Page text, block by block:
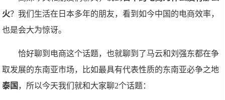
火？我们生活在日本多年的朋友，看到如今中国的电商效率，
也是会大为惊讶。
恰好聊到电商这个话题，也就聊到了马云和刘强东都在争
取发展的东南亚市场，比如最具有代表性质的东南亚必争之地
泰国 ，所以今天我们就和大家聊2个话题：